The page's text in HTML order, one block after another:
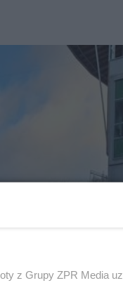
z Grupy ZPR Media